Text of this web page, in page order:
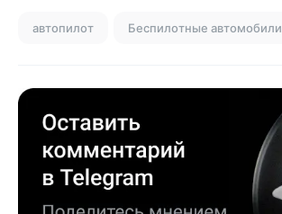
автопилот Беспилотные автомобили